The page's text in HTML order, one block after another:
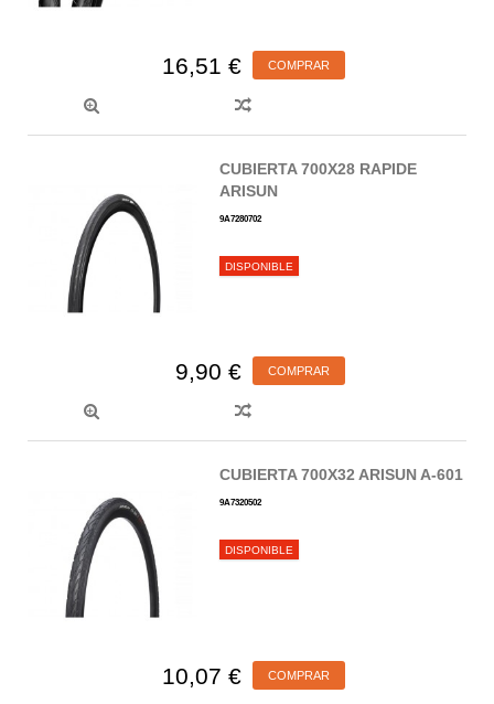
16,51 € COMPRAR
CUBIERTA 700X28 RAPIDE
ARISUN
9A7280702
DISPONIBLE
9,90 € COMPRAR
CUBIERTA 700X32 ARISUN A-601
9A7320502
DISPONIBLE
10,07 € COMPRAR